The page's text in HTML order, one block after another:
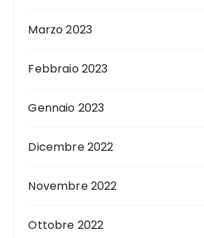
Marzo 2023
Febbraio 2023
Gennaio 2023
Dicembre 2022
Novembre 2022
Ottobre 2022